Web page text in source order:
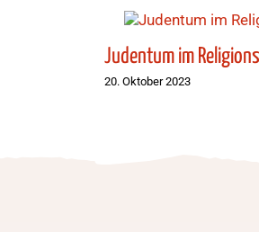
Judentum im
20. Oktober 2023